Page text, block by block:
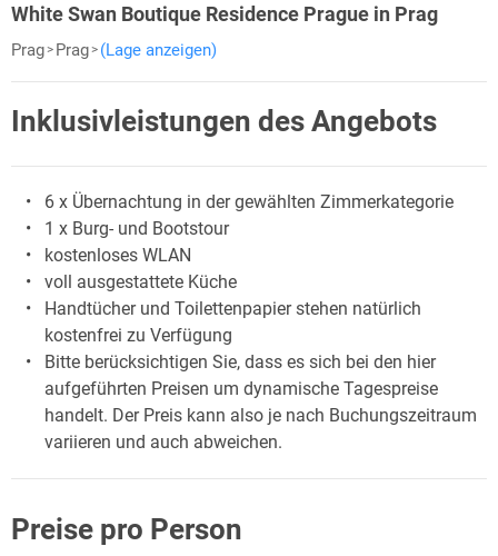
White Swan Boutique Residence Prague in Prag
Prag Prag (Lage anzeigen)
Inklusivleistungen des Angebots
6 x Übernachtung in der gewählten Zimmerkategorie
1 x Burg- und Bootstour
kostenloses WLAN
voll ausgestattete Küche
Handtücher und Toilettenpapier stehen natürlich
kostenfrei zu Verfügung
Bitte berücksichtigen Sie, dass es sich bei den hier
aufgeführten Preisen um dynamische Tagespreise
handelt. Der Preis kann also je nach Buchungszeitraum
variieren und auch abweichen.
Preise pro Person